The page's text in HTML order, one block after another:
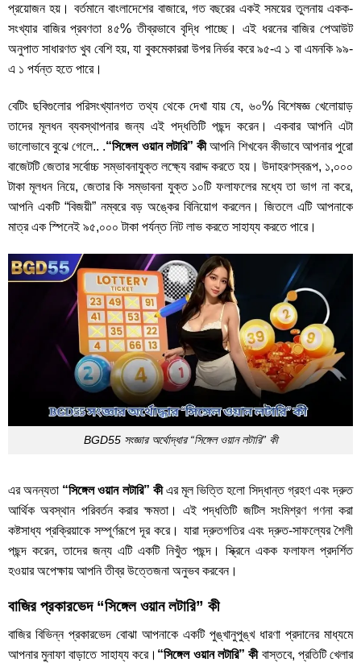
প্রয়োজন হয়। বর্তমানে বাংলাদেশের বাজারে, গত বছরের একই সময়ের তুলনায় একক-
সংখ্যার বাজির প্রবণতা ৪৫% তীব্রভাবে বৃদ্ধি পাচ্ছে। এই ধরনের বাজির পেআউট
অনুপাত সাধারণত খুব বেশি হয়, যা বুকমেকাররা উপর নির্ভর করে ৯৫-এ ১ বা এমনকি ৯৯-
এ ১ পর্যন্ত হতে পারে।
বেটিং ছবিগুলোর পরিসংখ্যানগত তথ্য থেকে দেখা যায় যে, ৬০% বিশেষজ্ঞ খেলোয়াড়
তাদের মূলধন ব্যবস্থাপনার জন্য এই পদ্ধতিটি পছন্দ করেন। একবার আপনি এটা
ভালোভাবে বুঝে গেলে.. .“সিঙ্গেল ওয়ান লটারি” কীআপনি শিখবেন কীভাবে আপনার পুরো
বাজেটটি জেতার সর্বোচ্চ সম্ভাবনাযুক্ত লক্ষ্যে বরাদ্দ করতে হয়। উদাহরণস্বরূপ, ১,০০০
টাকা মূলধন নিয়ে, জেতার কি সম্ভাবনা যুক্ত ১০টি ফলাফলের মধ্যে তা ভাগ না করে,
আপনি একটি “বিজয়ী” নম্বরে বড় অঙ্কের বিনিয়োগ করলেন। জিতলে এটি আপনাকে
মাত্র এক স্পিনেই ৯৫,০০০ টাকা পর্যন্ত নিট লাভ করতে সাহায্য করতে পারে।
BGD55 সংজ্ঞার অর্থোদ্ধার “সিঙ্গেল ওয়ান লটারি” কী
এর অনন্যতা“সিঙ্গেল ওয়ান লটারি” কীএর মূল ভিত্তি হলো সিদ্ধান্ত গ্রহণ এবং দ্রুত
আর্থিক অবস্থান পরিবর্তন করার ক্ষমতা। এই পদ্ধতিটি জটিল সংমিশ্রণ গণনা করা
কষ্টসাধ্য প্রক্রিয়াকে সম্পূর্ণরূপে দূর করে। যারা দ্রুতগতির এবং দ্রুত-সাফল্যের শৈলী
পছন্দ করেন, তাদের জন্য এটি একটি নিখুঁত পছন্দ। স্ক্রিনে একক ফলাফল প্রদর্শিত
হওয়ার অপেক্ষায় আপনি তীব্র উত্তেজনা অনুভব করবেন।
বাজির প্রকারভেদ “সিঙ্গেল ওয়ান লটারি” কী
বাজির বিভিন্ন প্রকারভেদ বোঝা আপনাকে একটি পুঙ্খানুপুঙ্খ ধারণা প্রদানের মাধ্যমে
আপনার মুনাফা বাড়াতে সাহায্য করে। “সিঙ্গেল ওয়ান লটারি” কী বাস্তবে, প্রতিটি খেলার